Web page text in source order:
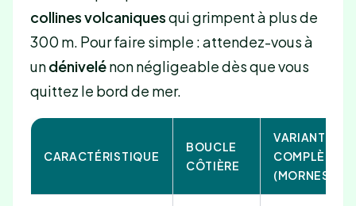
collines volcaniquesqui grimpent à plus de
300 m. Pour faire simple : attendez-vous à
undénivelénon négligeable dès que vous
quittez le bord de mer.
CARACTÉRISTIQUE
BOUCLE
CÔTIÈRE
VARIANTE
COMPLÈTE
(MORNES)